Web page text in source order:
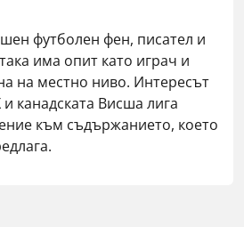
футболен фен, писател и
има опит като играч и
на местно ниво. Интересът
канадската Висша лига
към съдържанието, което